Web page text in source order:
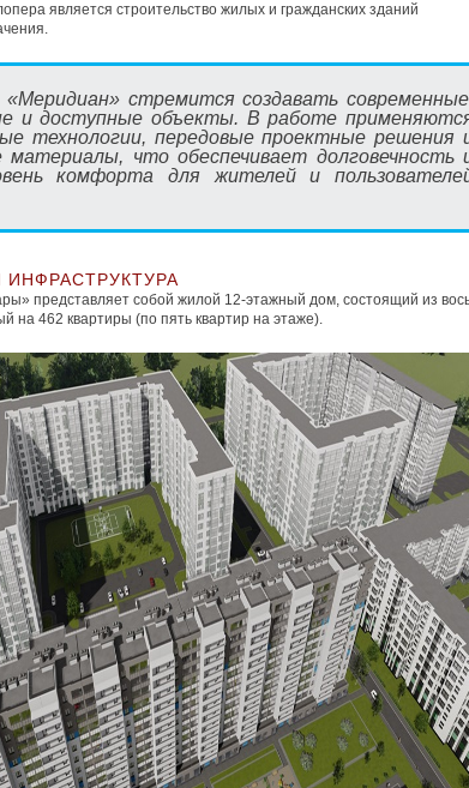
является строительство жилых и гражданских зданий
стремится создавать
и доступные объекты. В работе
технологии, передовые проектные решения
материалы, что обеспечивает долговечность
комфорта для жителей и
ИНФРАСТРУКТУРА
представляет собой жилой 12‑этажный дом, состоящий из
на 462 квартиры (по пять квартир на этаже).